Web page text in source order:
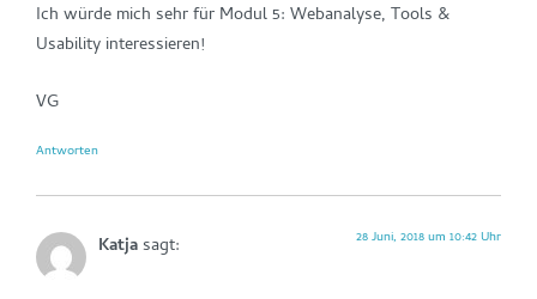
Ich würde mich sehr für Modul 5: Webanalyse, Tools &
Usability interessieren!
VG
Antworten
Katjasagt: 28 Juni, 2018 um 10:42 Uhr